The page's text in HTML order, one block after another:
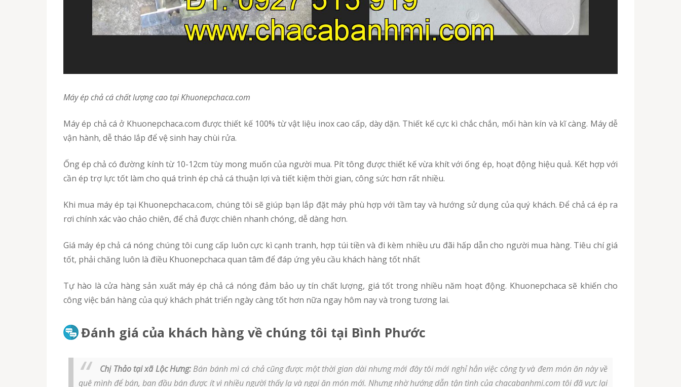
Máy ép chả cá chất lượng cao tại Khuonepchaca.com
Máy ép chả cá ở Khuonepchaca.com được thiết kế 100% từ vật liệu inox cao cấp, dày dặn. Thiết kế cực kì chắc chắn, mối hàn kín và kĩ càng. Máy dễ
vận hành, dễ tháo lắp để vệ sinh hay chùi rửa.
Ống ép chả có đường kính từ 10-12cm tùy mong muốn của người mua. Pít tông được thiết kế vừa khít với ống ép, hoạt động hiệu quả. Kết hợp với
cần ép trợ lực tốt làm cho quá trình ép chả cá thuận lợi và tiết kiệm thời gian, công sức hơn rất nhiều.
Khi mua máy ép tại Khuonepchaca.com, chúng tôi sẽ giúp bạn lắp đặt máy phù hợp với tầm tay và hướng sử dụng của quý khách. Để chả cá ép ra
rơi chính xác vào chảo chiên, để chả được chiên nhanh chóng, dễ dàng hơn.
Giá máy ép chả cá nóng chúng tôi cung cấp luôn cực kì cạnh tranh, hợp túi tiền và đi kèm nhiều ưu đãi hấp dẫn cho người mua hàng. Tiêu chí giá
tốt, phải chăng luôn là điều Khuonepchaca quan tâm để đáp ứng yêu cầu khách hàng tốt nhất
Tự hào là cửa hàng sản xuất máy ép chả cá nóng đảm bảo uy tín chất lượng, giá tốt trong nhiều năm hoạt động. Khuonepchaca sẽ khiến cho
công việc bán hàng của quý khách phát triển ngày càng tốt hơn nữa ngay hôm nay và trong tương lai.
Đánh giá của khách hàng về chúng tôi tại Bình Phước
Chị Thảo tại xã Lộc Hưng:Bán bánh mì cá chả cũng được một thời gian dài nhưng mới đây tôi mới nghỉ hẳn việc công ty và đem món ăn này về
quê mình để bán, ban đầu bán được ít vì nhiều người thấy lạ và ngại ăn món mới. Nhưng nhờ hướng dẫn tận tình của chacabanhmi.com tôi đã vực lại